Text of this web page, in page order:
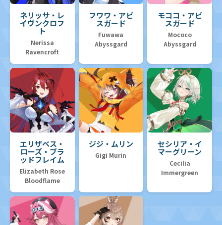
ネリッサ・レ
イヴンクロフ
ト
Nerissa
Ravencroft
フワワ・アビ
スガード
Fuwawa
Abyssgard
モココ・アビ
スガード
Mococo
Abyssgard
エリザベス・
ローズ・ブラ
ッドフレイム
Elizabeth Rose
Bloodflame
ジジ・ムリン
Gigi Murin
セシリア・イ
マーグリーン
Cecilia
Immergreen